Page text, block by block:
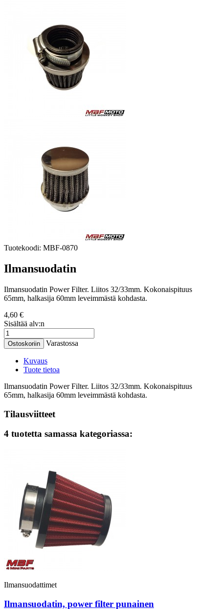
Tuotekoodi: MBF-0870
Ilmansuodatin
Ilmansuodatin Power Filter. Liitos 32/33mm. Kokonaispituus
65mm, halkasija 60mm leveimmästä kohdasta.
4,60 €
Sisältää alv:n
Ostoskoriin Varastossa
Kuvaus
Tuote tietoa
Ilmansuodatin Power Filter. Liitos 32/33mm. Kokonaispituus
65mm, halkasija 60mm leveimmästä kohdasta.
Tilausviitteet
4 tuotetta samassa kategoriassa:
Ilmansuodattimet
Ilmansuodatin, power filter punainen